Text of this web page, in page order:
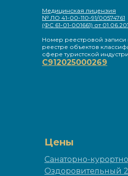
Медицинская лицензия
№ ЛО 41-00-110-91/00574761
(ФС 61-01-001661) от
Номер реестровой записи
реестре объектов
сфере туристской
С912025000269
Цены
Санаторно-
Оздоровительный